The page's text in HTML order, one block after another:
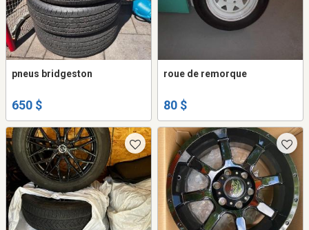
pneus bridgeston
650 $
roue de remorque
80 $